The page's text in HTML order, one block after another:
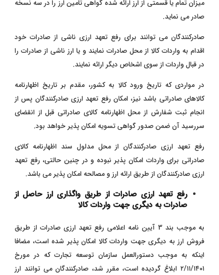
میزان تمام یا قسمتی از ارز ارائه شده گواهی تامین ارز را در سه نسخه
صادر می نماید.
صادرکنندگان می توانند برای رفع تعهد ارزی ناشی از صادرات خود
اقدام به واردات کالا از محل صادرات نمایند و یا ارز ناشی از صادرات را
در قبال واردات از سوی اشخاص دیگر ارائه نمایند.
در مواردی که تاریخ ورود کالا به کشور، مقدم بر تاریخ اظهارنامه
کالاهای صادراتی باشد نیز، امکان رفع تعهد ارزی صادرکنندگان پس از
انجام ثبت شفارش از محل اظهارنامه کالای صادراتی قبل از انقضای
سررسید آن ضمن صدور گواهی تسویه امکان پذیر خواهد بود.
رفع تعهد ارزی صادرکنندگان از محل مدلول سند اظهارنامه کالای
صادراتی برای واردات امکان پذیر نبوده و در چنین حالتی، رفع تعهد
ارزی صادرکنندگان از طریق ارائه ارز و مصالحه امکان پذیر می باشد.
رفع تعهد ارزی صادرات از طریق واگذاری ارز حاصل از
صادرات به دیگری جهت واردات کالا
به موجب بند 3 آیین نامه اعلامی رفع تعهد ارزی صادرات از طریق
فروش ارز به دیگری جهت واردات کالا امکان پذیر شده است، مضافا
اینکه به موجب دستورالعمل سازمان توسعه تجارت که در مورخ
۲/۱۱/۱۴۰۱ ابلاغ گردیده است، مقرر شد، صادرکنندگان می توانند ارز